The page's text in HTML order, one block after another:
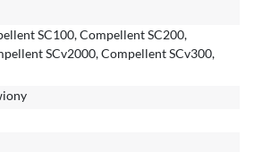
SC100, Compellent SC200,
SCv2000, Compellent SCv300,